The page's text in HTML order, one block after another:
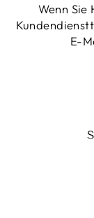
Wenn Sie
E-